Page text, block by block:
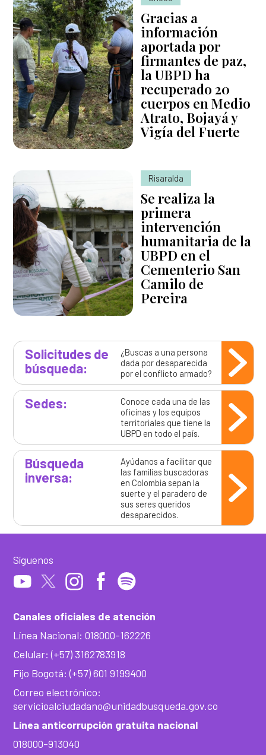
Gracias a
información
aportada por
firmantes de paz,
la UBPD ha
recuperado 20
cuerpos en Medio
Atrato, Bojayá y
Vigía del Fuerte
Risaralda
Se realiza la
primera
intervención
humanitaria de la
UBPD en el
Cementerio San
Camilo de
Pereira
Solicitudes de
búsqueda:
¿Buscas a una persona
dada por desaparecida
por el conflicto armado?
Sedes:
Conoce cada una de las
oficinas y los equipos
territoriales que tiene la
UBPD en todo el país.
Búsqueda
inversa:
Ayúdanos a facilitar que
las familias buscadoras
en Colombia sepan la
suerte y el paradero de
sus seres queridos
desaparecidos.
Canales oficiales de atención
Línea Nacional: 018000-162226
Celular: (+57) 3162783918
Fijo Bogotá: (+57) 601 9199400
Correo electrónico:
servicioalciudadano@unidadbusqueda.gov.co
Línea anticorrupción gratuita nacional
018000-913040
Síguenos